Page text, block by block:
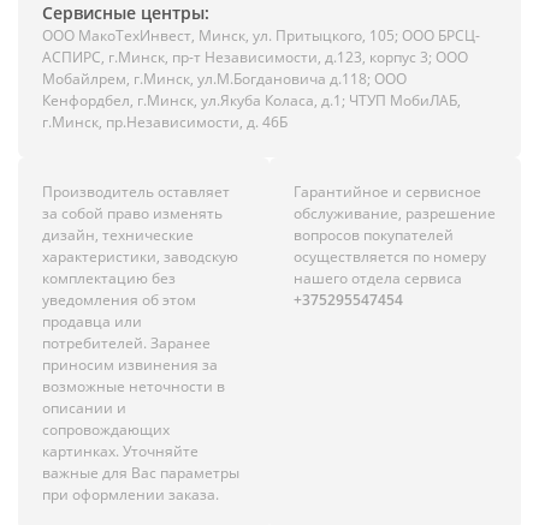
Сервисные центры:
ООО МакоТехИнвест, Минск, ул. Притыцкого, 105; ООО БРСЦ-
АСПИРС, г.Минск, пр-т Независимости, д.123, корпус 3; ООО
Мобайлрем, г.Минск, ул.М.Богдановича д.118; ООО
Кенфордбел, г.Минск, ул.Якуба Коласа, д.1; ЧТУП МобиЛАБ,
г.Минск, пр.Независимости, д. 46Б
Производитель оставляет
за собой право изменять
дизайн, технические
характеристики, заводскую
комплектацию без
уведомления об этом
продавца или
потребителей. Заранее
приносим извинения за
возможные неточности в
описании и
сопровождающих
картинках. Уточняйте
важные для Вас параметры
при оформлении заказа.
Гарантийное и сервисное
обслуживание, разрешение
вопросов покупателей
осуществляется по номеру
нашего отдела сервиса
+375295547454